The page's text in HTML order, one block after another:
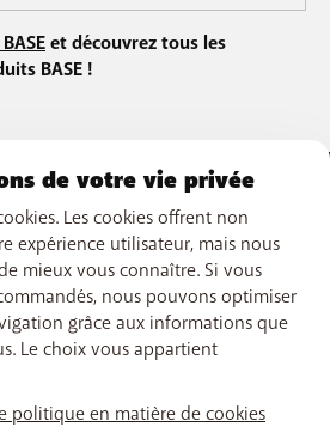
et découvrez tous les
BASE !
de votre vie privée
Les cookies offrent non
expérience utilisateur, mais nous
mieux vous connaître. Si vous
nous pouvons optimiser
grâce aux informations que
Le choix vous appartient
politique en matière de cookies